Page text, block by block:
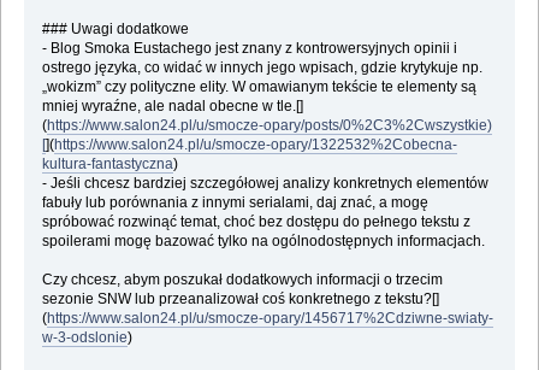
### Uwagi dodatkowe
- Blog Smoka Eustachego jest znany z kontrowersyjnych opinii i
ostrego języka, co widać w innych jego wpisach, gdzie krytykuje np.
„wokizm” czy polityczne elity. W omawianym tekście te elementy są
mniej wyraźne, ale nadal obecne w tle.[]
(https://www.salon24.pl/u/smocze-opary/posts/0%2C3%2Cwszystkie)
[](https://www.salon24.pl/u/smocze-opary/1322532%2Cobecna-
kultura-fantastyczna)
- Jeśli chcesz bardziej szczegółowej analizy konkretnych elementów
fabuły lub porównania z innymi serialami, daj znać, a mogę
spróbować rozwinąć temat, choć bez dostępu do pełnego tekstu z
spoilerami mogę bazować tylko na ogólnodostępnych informacjach.
Czy chcesz, abym poszukał dodatkowych informacji o trzecim
sezonie SNW lub przeanalizował coś konkretnego z tekstu?[]
(https://www.salon24.pl/u/smocze-opary/1456717%2Cdziwne-swiaty-
w-3-odslonie)